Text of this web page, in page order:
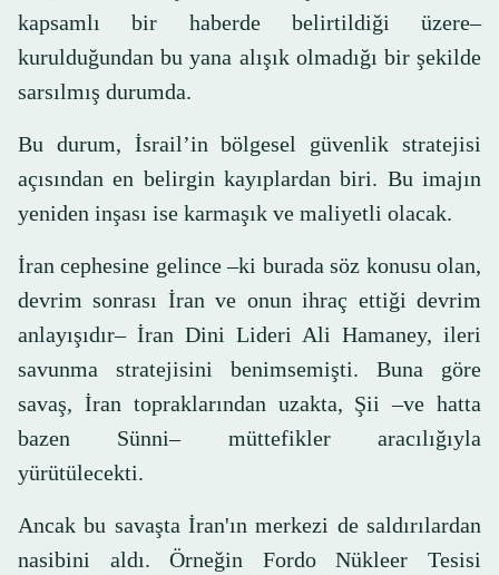
kapsamlı bir haberde belirtildiği üzere–
kurulduğundan bu yana alışık olmadığı bir şekilde
sarsılmış durumda.
Bu durum, İsrail’in bölgesel güvenlik stratejisi
açısından en belirgin kayıplardan biri. Bu imajın
yeniden inşası ise karmaşık ve maliyetli olacak.
İran cephesine gelince –ki burada söz konusu olan,
devrim sonrası İran ve onun ihraç ettiği devrim
anlayışıdır– İran Dini Lideri Ali Hamaney, ileri
savunma stratejisini benimsemişti. Buna göre
savaş, İran topraklarından uzakta, Şii –ve hatta
bazen Sünni– müttefikler aracılığıyla
yürütülecekti.
Ancak bu savaşta İran'ın merkezi de saldırılardan
nasibini aldı. Örneğin Fordo Nükleer Tesisi